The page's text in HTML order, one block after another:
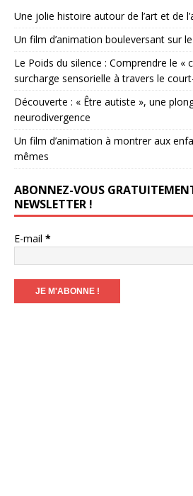
Une jolie histoire autour de l’art et de
Un film d’animation bouleversant sur
Le Poids du silence : Comprendre le «
surcharge sensorielle à travers le
Découverte : « Être autiste », une
neurodivergence
Un film d’animation à montrer aux
mêmes
ABONNEZ-VOUS
NEWSLETTER !
E-mail *